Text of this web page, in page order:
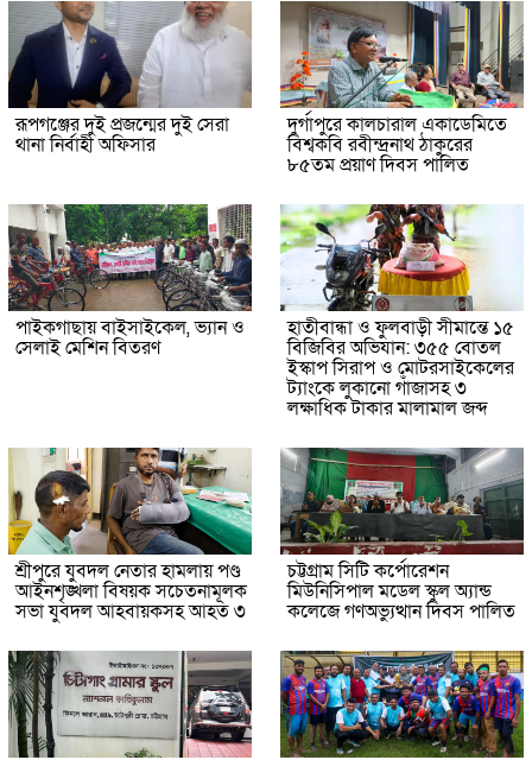
রূপগঞ্জের দুই প্রজন্মের দুই সেরা
থানা নির্বাহী অফিসার
দুর্গাপুরে কালচারাল একাডেমিতে
বিশ্বকবি রবীন্দ্রনাথ ঠাকুরের
৮৫তম প্রয়াণ দিবস পালিত
পাইকগাছায় বাইসাইকেল, ভ্যান ও
সেলাই মেশিন বিতরণ
হাতীবান্ধা ও ফুলবাড়ী সীমান্তে ১৫
বিজিবির অভিযান: ৩৫৫ বোতল
ইস্কাপ সিরাপ ও মোটরসাইকেলের
ট্যাংকে লুকানো গাঁজাসহ ৩
লক্ষাধিক টাকার মালামাল জব্দ
শ্রীপুরে যুবদল নেতার হামলায় পণ্ড
আইনশৃঙ্খলা বিষয়ক সচেতনামূলক
সভা যুবদল আহবায়কসহ আহত ৩
চট্টগ্রাম সিটি কর্পোরেশন
মিউনিসিপাল মডেল স্কুল অ্যান্ড
কলেজে গণঅভ্যুত্থান দিবস পালিত